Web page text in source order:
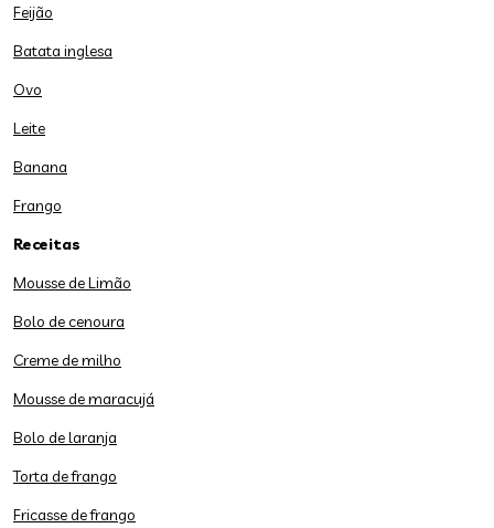
Feijão
Batata inglesa
Ovo
Leite
Banana
Frango
Receitas
Mousse de Limão
Bolo de cenoura
Creme de milho
Mousse de maracujá
Bolo de laranja
Torta de frango
Fricasse de frango